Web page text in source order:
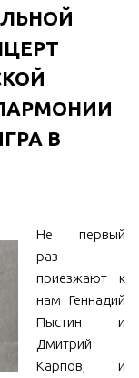
художественный
В
Не первый
раз
приезжают к
нам Геннадий
Пыстин и
Дмитрий
Карпов, и